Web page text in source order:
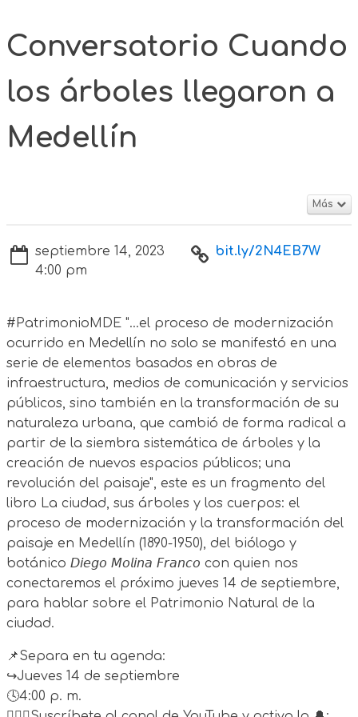
Conversatorio Cuando
los árboles llegaron a
Medellín
Más
septiembre 14, 2023
4:00 pm
bit.ly/2N4EB7W
#PatrimonioMDE "...el proceso de modernización
ocurrido en Medellín no solo se manifestó en una
serie de elementos basados en obras de
infraestructura, medios de comunicación y servicios
públicos, sino también en la transformación de su
naturaleza urbana, que cambió de forma radical a
partir de la siembra sistemática de árboles y la
creación de nuevos espacios públicos; una
revolución del paisaje", este es un fragmento del
libro La ciudad, sus árboles y los cuerpos: el
proceso de modernización y la transformación del
paisaje en Medellín (1890-1950), del biólogo y
botánico 𝘋𝘪𝘦𝘨𝘰 𝘔𝘰𝘭𝘪𝘯𝘢 𝘍𝘳𝘢𝘯𝘤𝘰 con quien nos
conectaremos el próximo jueves 14 de septiembre,
para hablar sobre el Patrimonio Natural de la
ciudad.
📌Separa en tu agenda:
↪Jueves 14 de septiembre
🕓4:00 p. m.